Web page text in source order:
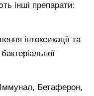
інші препарати:
інтоксикації та
Бетаферон,